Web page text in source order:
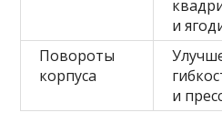
и
Повороты
корпуса
и